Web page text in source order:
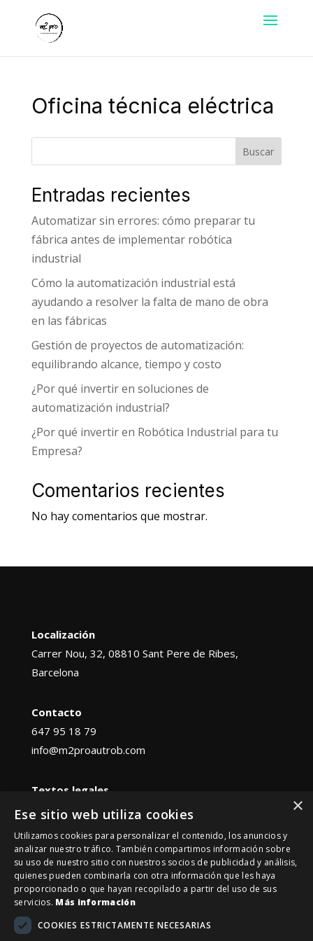
Oficina técnica eléctrica
Buscar
Entradas recientes
Automatizar sin errores: cómo preparar tu
fábrica antes de implementar robótica
industrial
Cómo la automatización industrial está
ayudando a resolver la falta de mano de obra
en las fábricas
Gestión de proyectos de automatización:
equilibrando alcance, tiempo y costo
¿Por qué invertir en soluciones de
automatización industrial?
¿Por qué invertir en Robótica Industrial para tu
Empresa?
Comentarios recientes
No hay comentarios que mostrar.
Localización
Carrer Nou, 32, 08810 Sant Pere de Ribes,
Barcelona
Contacto
647 95 18 79
info@m2proautrob.com
Textos legales
Aviso legal
M2PRO © 2026. TODOS LOS DERECHOS
RESERVADOS
×
Ese sitio web utiliza cookies
Utilizamos cookies para personalizar el contenido, los anuncios y
analizar nuestro tráfico. También compartimos información sobre
su uso de nuestro sitio con nuestros socios de publicidad y análisis,
quienes pueden combinarla con otra información que les haya
proporcionado o que hayan recopilado a partir del uso de sus
servicios. Más información
COOKIES ESTRICTAMENTE NECESARIAS